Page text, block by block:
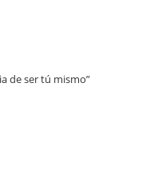
de ser tú mismo”